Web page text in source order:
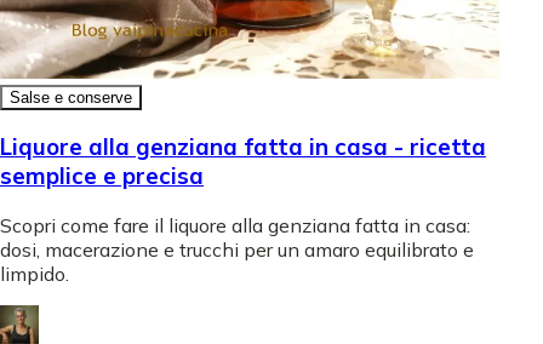
Salse e conserve
Liquore alla genziana fatta in casa - ricetta
semplice e precisa
Scopri come fare il liquore alla genziana fatta in casa:
dosi, macerazione e trucchi per un amaro equilibrato e
limpido.